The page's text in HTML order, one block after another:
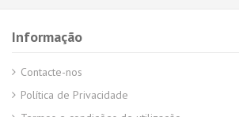
Informação
Contacte-nos
Política de Privacidade